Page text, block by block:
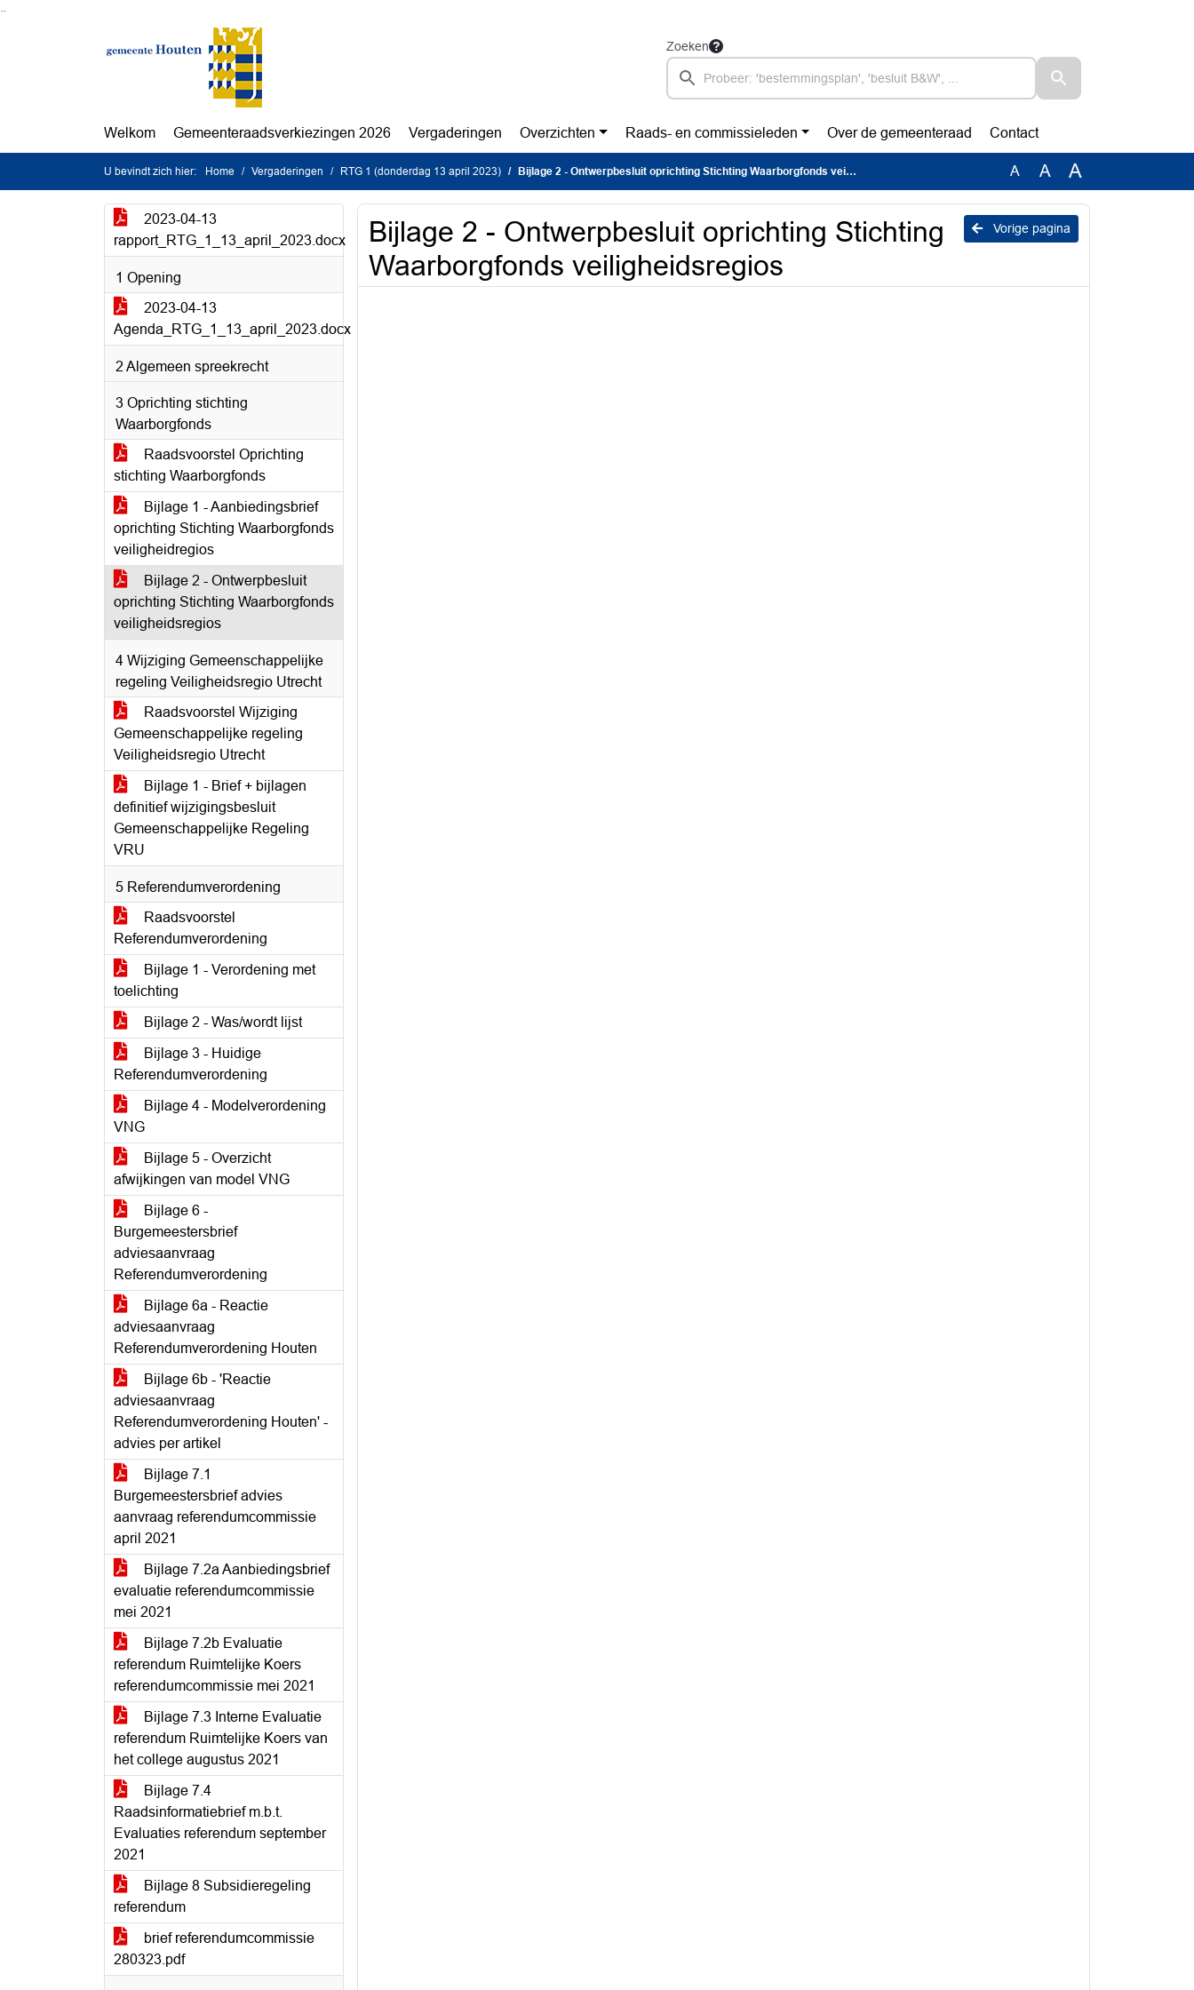
Zoeken
Welkom Gemeenteraadsverkiezingen 2026 Vergaderingen Overzichten Raads- en commissieleden Over de gemeenteraad Contact
U bevindt zich hier: Home Vergaderingen RTG 1 (donderdag 13 april 2023) Bijlage 2 - Ontwerpbesluit oprichting Stichting Waarborgfonds veiligheidsregios A A A
2023-04-13
rapport_RTG_1_13_april_2023.docx
1 Opening
2023-04-13
Agenda_RTG_1_13_april_2023.docx
2 Algemeen spreekrecht
3 Oprichting stichting
Waarborgfonds
Raadsvoorstel Oprichting
stichting Waarborgfonds
Bijlage 1 - Aanbiedingsbrief
oprichting Stichting Waarborgfonds
veiligheidregios
Bijlage 2 - Ontwerpbesluit
oprichting Stichting Waarborgfonds
veiligheidsregios
4 Wijziging Gemeenschappelijke
regeling Veiligheidsregio Utrecht
Raadsvoorstel Wijziging
Gemeenschappelijke regeling
Veiligheidsregio Utrecht
Bijlage 1 - Brief + bijlagen
definitief wijzigingsbesluit
Gemeenschappelijke Regeling
VRU
5 Referendumverordening
Raadsvoorstel
Referendumverordening
Bijlage 1 - Verordening met
toelichting
Bijlage 2 - Was/wordt lijst
Bijlage 3 - Huidige
Referendumverordening
Bijlage 4 - Modelverordening
VNG
Bijlage 5 - Overzicht
afwijkingen van model VNG
Bijlage 6 -
Burgemeestersbrief
adviesaanvraag
Referendumverordening
Bijlage 6a - Reactie
adviesaanvraag
Referendumverordening Houten
Bijlage 6b - 'Reactie
adviesaanvraag
Referendumverordening Houten' -
advies per artikel
Bijlage 7.1
Burgemeestersbrief advies
aanvraag referendumcommissie
april 2021
Bijlage 7.2a Aanbiedingsbrief
evaluatie referendumcommissie
mei 2021
Bijlage 7.2b Evaluatie
referendum Ruimtelijke Koers
referendumcommissie mei 2021
Bijlage 7.3 Interne Evaluatie
referendum Ruimtelijke Koers van
het college augustus 2021
Bijlage 7.4
Raadsinformatiebrief m.b.t.
Evaluaties referendum september
2021
Bijlage 8 Subsidieregeling
referendum
brief referendumcommissie
280323.pdf
Vorige pagina
Bijlage 2 - Ontwerpbesluit oprichting Stichting
Waarborgfonds veiligheidsregios